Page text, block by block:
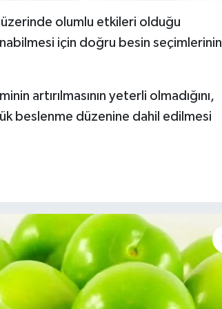
üzerinde olumlu etkileri olduğu
için doğru besin seçimlerinin
artırılmasının yeterli olmadığını,
beslenme düzenine dahil edilmesi